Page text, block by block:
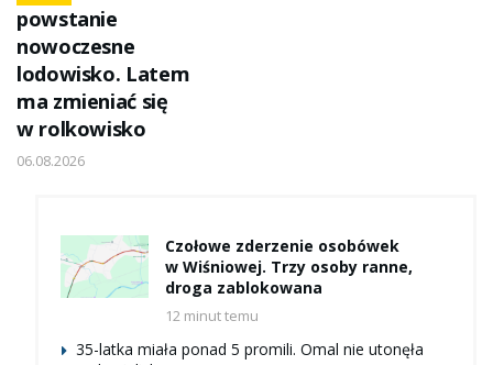
powstanie
nowoczesne
lodowisko. Latem
ma zmieniać się
w rolkowisko
06.08.2026
Czołowe zderzenie osobówek
w Wiśniowej. Trzy osoby ranne,
droga zablokowana
12 minut temu
35-latka miała ponad 5 promili. Omal nie utonęła